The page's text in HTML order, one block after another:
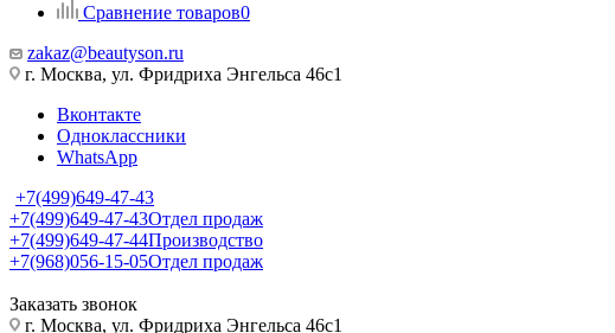
Сравнение товаров0
zakaz@beautyson.ru
г. Москва, ул. Фридриха Энгельса 46с1
Вконтакте
Одноклассники
WhatsApp
+7(499)649-47-43
+7(499)649-47-43Отдел продаж
+7(499)649-47-44Производство
+7(968)056-15-05Отдел продаж
Заказать звонок
г. Москва, ул. Фридриха Энгельса 46с1